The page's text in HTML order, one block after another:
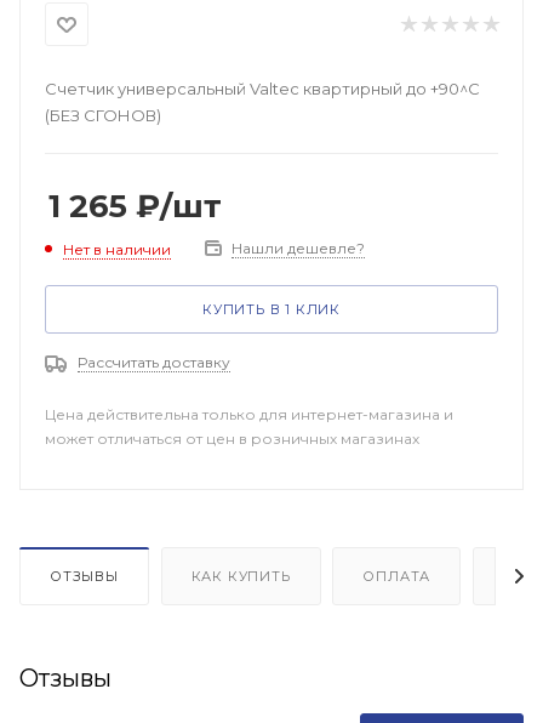
Счетчик универсальный Valtec квартирный до +90^C
(БЕЗ СГОНОВ)
1 265 ₽/шт
Нет в наличии Нашли дешевле?
КУПИТЬ В 1 КЛИК
Рассчитать доставку
Цена действительна только для интернет-магазина и
может отличаться от цен в розничных магазинах
ОТЗЫВЫ КАК КУПИТЬ ОПЛАТА
Отзывы